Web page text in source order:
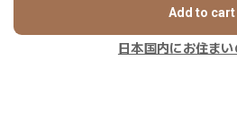
Add to cart
日本国内にお住ま